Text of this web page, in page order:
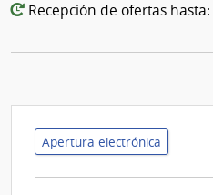
Recepción de ofertas hasta:
Apertura electrónica